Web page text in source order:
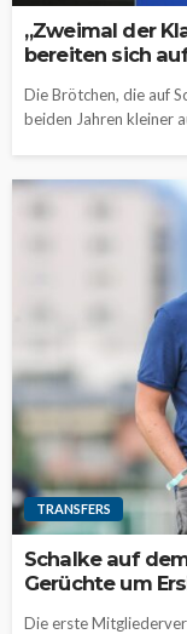
„Zweimal der
bereiten sich
Die Brötchen, die auf
beiden Jahren kleiner
TRANSFERS
Schalke auf
Gerüchte um
Die erste